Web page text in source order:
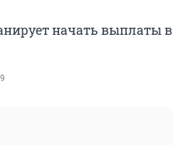
начать выплаты в